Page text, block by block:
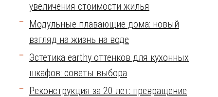
увеличения стоимости жилья
Модульные плавающие дома: новый
взгляд на жизнь на воде
Эстетика earthy оттенков для кухонных
шкафов: советы выбора
Реконструкция за 20 лет: превращение